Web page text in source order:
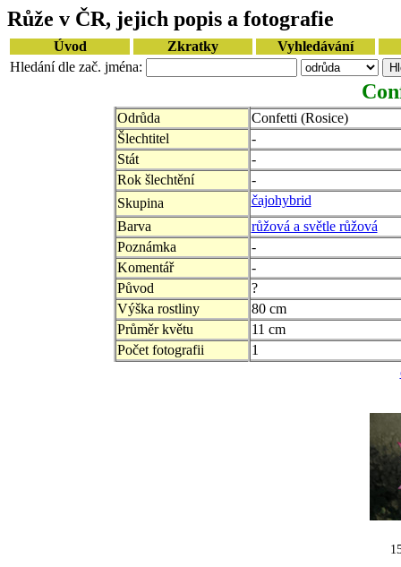
Růže v ČR, jejich popis a fotografie
Úvod Zkratky
Vyhledávání
Hledání dle zač. jména:
Odrůda
Confetti (Rosice)
Šlechtitel
-
Stát
-
Rok šlechtění
-
Skupina
čajohybrid
Barva
růžová a světle růžová
Poznámka
-
Komentář
-
Původ
?
Výška rostliny
80 cm
Průměr květu
11 cm
Počet fotografii
1